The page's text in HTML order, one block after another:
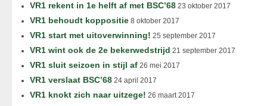
VR1 rekent in 1e helft af met BSC’68 23 oktober 2017
VR1 behoudt koppositie 8 oktober 2017
VR1 start met uitoverwinning! 25 september 2017
VR1 wint ook de 2e bekerwedstrijd 21 september 2017
VR1 sluit seizoen in stijl af 26 mei 2017
VR1 verslaat BSC’68 24 april 2017
VR1 knokt zich naar uitzege! 26 maart 2017